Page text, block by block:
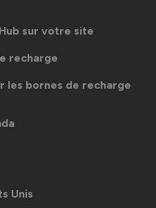
sur votre site
recharge
les bornes de recharge
Unis